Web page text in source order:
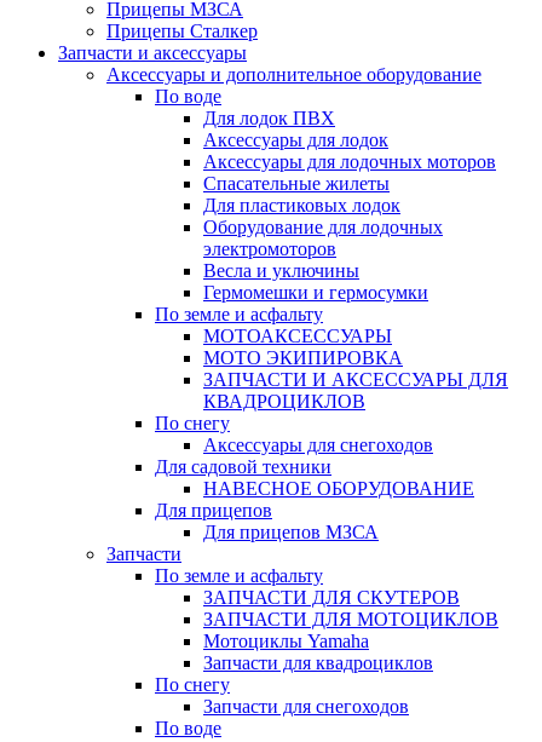
Прицепы МЗСА
Прицепы Сталкер
Запчасти и аксессуары
Аксессуары и дополнительное оборудование
По воде
Для лодок ПВХ
Аксессуары для лодок
Аксессуары для лодочных моторов
Спасательные жилеты
Для пластиковых лодок
Оборудование для лодочных
электромоторов
Весла и уключины
Гермомешки и гермосумки
По земле и асфальту
МОТОАКСЕССУАРЫ
МОТО ЭКИПИРОВКА
ЗАПЧАСТИ И АКСЕССУАРЫ ДЛЯ
КВАДРОЦИКЛОВ
По снегу
Аксессуары для снегоходов
Для садовой техники
НАВЕСНОЕ ОБОРУДОВАНИЕ
Для прицепов
Для прицепов МЗСА
Запчасти
По земле и асфальту
ЗАПЧАСТИ ДЛЯ СКУТЕРОВ
ЗАПЧАСТИ ДЛЯ МОТОЦИКЛОВ
Мотоциклы Yamaha
Запчасти для квадроциклов
По снегу
Запчасти для снегоходов
По воде